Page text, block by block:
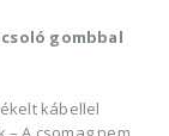
gombbal
kábellel